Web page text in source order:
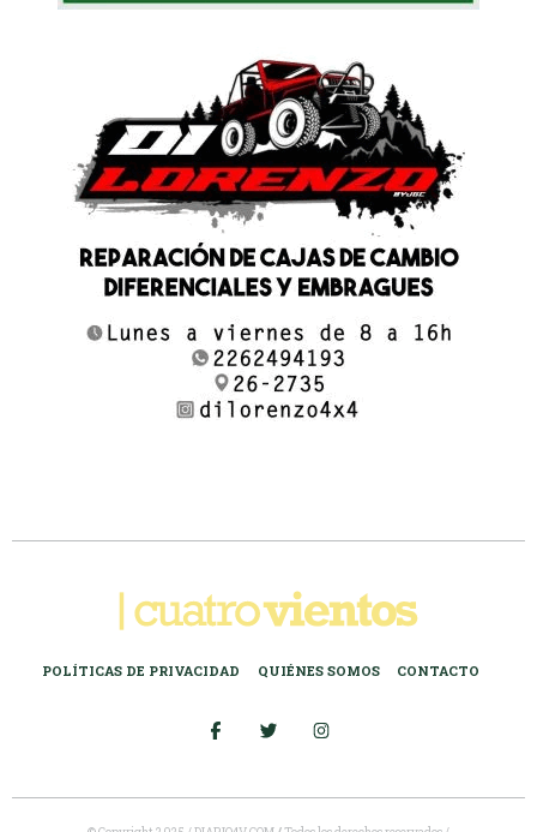
POLÍTICAS DE PRIVACIDAD QUIÉNES SOMOS CONTACTO